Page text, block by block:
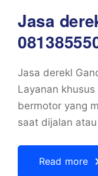
Jasa
Jasa derekl
Layanan
bermotor yang
saat dijalan
Read more